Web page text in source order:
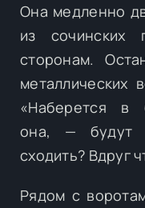
Она медленно
из сочинских
сторонам.
металлических
«Наберется в
она, — будут
сходить? Вдруг
Рядом с